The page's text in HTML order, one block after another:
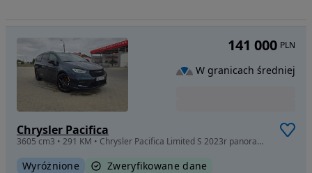
Chrysler Pacifica
3605 cm3 • 291 KM • Chrysler Pacifica Limited S 2023r panorama odkurzacz jak nowy
Wyróżnione Zweryfikowane dane
141 000 PLN
W granicach średniej